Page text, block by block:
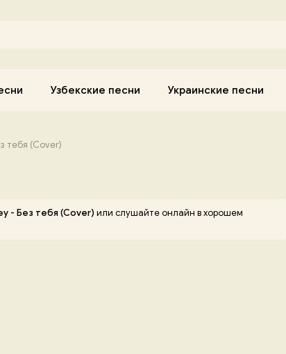
Узбекские песни Украинские песни
тебя (Cover)
- Без тебя (Cover)или слушайте онлайн в хорошем